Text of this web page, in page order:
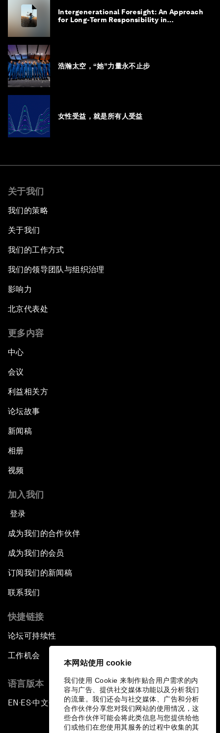
本网站使用 cookie
我们使用 Cookie 来制作贴合用户需求的内
容与广告、提供社交媒体功能以及分析我们
的流量。我们还会与社交媒体、广告和分析
合作伙伴分享您对我们网站的使用情况，这
些合作伙伴可能会将此类信息与您提供给他
们或他们在您使用其服务的过程中收集的其
Intergenerational Foresight: An Approach
for Long-Term Responsibility in
浩瀚太空，“她”力量永不止步
女性受益，就是所有人受益
关于我们
我们的策略
关于我们
我们的工作方式
我们的领导团队与组织治理
影响力
北京代表处
更多内容
中心
会议
利益相关方
论坛故事
新闻稿
相册
视频
加入我们
登录
成为我们的合作伙伴
成为我们的会员
订阅我们的新闻稿
联系我们
快捷链接
论坛可持续性
工作机会
语言版本
EN ▪ES▪中文▪ 日本語